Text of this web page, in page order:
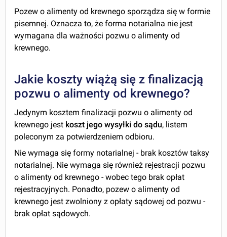
Pozew o alimenty od krewnego sporządza się w formie
pisemnej. Oznacza to, że forma notarialna nie jest
wymagana dla ważności pozwu o alimenty od
krewnego.
Jakie koszty wiążą się z finalizacją
pozwu o alimenty od krewnego?
Jedynym kosztem finalizacji pozwu o alimenty od
krewnego jest koszt jego wysyłki do sądu, listem
poleconym za potwierdzeniem odbioru.
Nie wymaga się formy notarialnej - brak kosztów taksy
notarialnej. Nie wymaga się również rejestracji pozwu
o alimenty od krewnego - wobec tego brak opłat
rejestracyjnych. Ponadto, pozew o alimenty od
krewnego jest zwolniony z opłaty sądowej od pozwu -
brak opłat sądowych.